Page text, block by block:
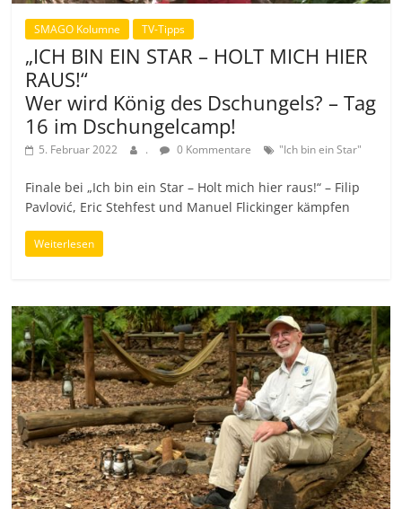
SMAGO Kolumne TV-Tipps
„ICH BIN EIN STAR – HOLT MICH HIER
RAUS!“
Wer wird König des Dschungels? – Tag
16 im Dschungelcamp!
5. Februar 2022 . 0 Kommentare "Ich bin ein Star"
Finale bei „Ich bin ein Star – Holt mich hier raus!“ – Filip
Pavlović, Eric Stehfest und Manuel Flickinger kämpfen
Weiterlesen